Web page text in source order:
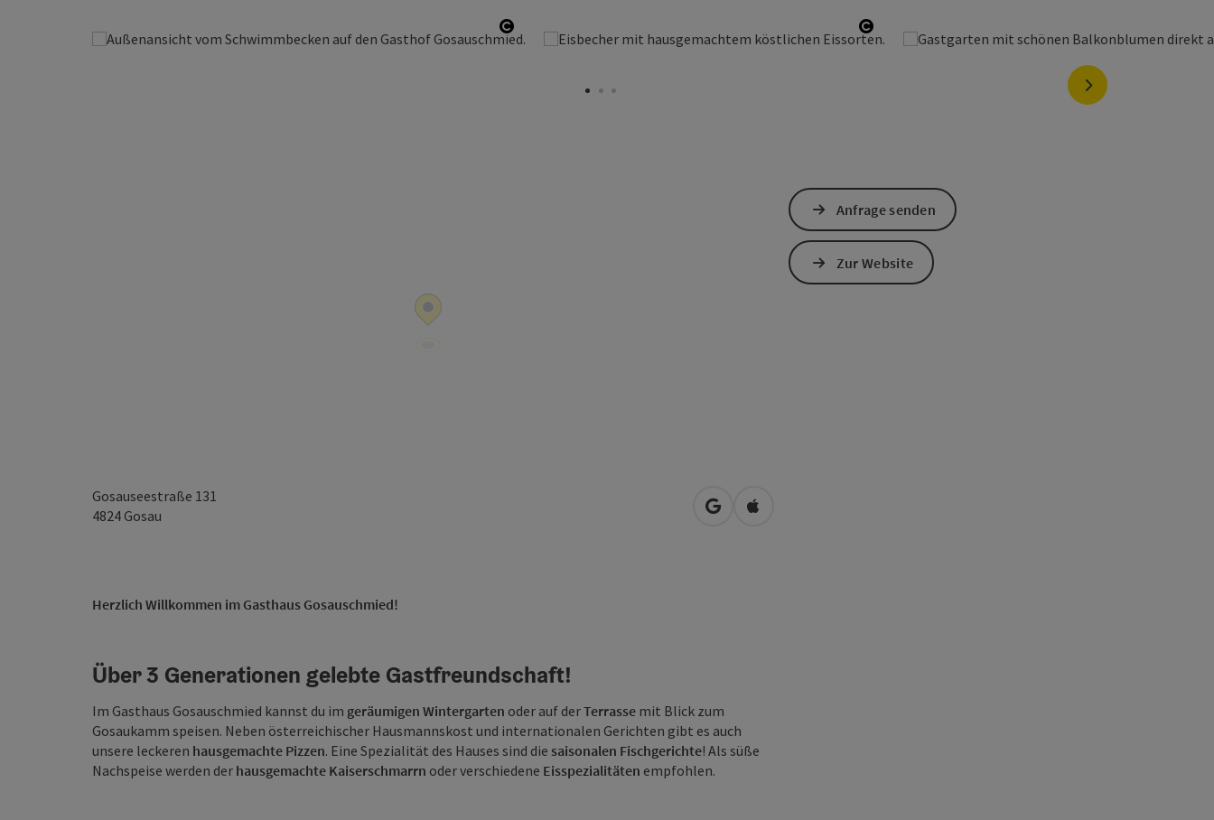
Copyright öffnen Copyright öffnen
nächstes Element
Gosauseestraße 131
4824 Gosau in Google Maps öffnen
in Apple Maps öffnen
Herzlich Willkommen im Gasthaus Gosauschmied!
Über 3 Generationen gelebte Gastfreundschaft!
Im Gasthaus Gosauschmied kannst du im geräumigen Wintergarten oder auf derTerrasse mit Blick zum
Gosaukamm speisen. Neben österreichischer Hausmannskost und internationalen Gerichten gibt es auch
unsere leckeren hausgemachte Pizzen. Eine Spezialität des Hauses sind die saisonalen Fischgerichte! Als süße
Nachspeise werden der hausgemachte Kaiserschmarrn oder verschiedene Eisspezialitäten empfohlen.
Anfrage senden
Zur Website